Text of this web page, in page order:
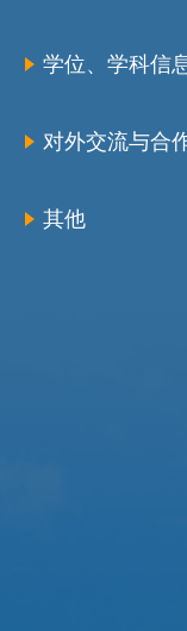
学位、学科信
对外交流与合
其他